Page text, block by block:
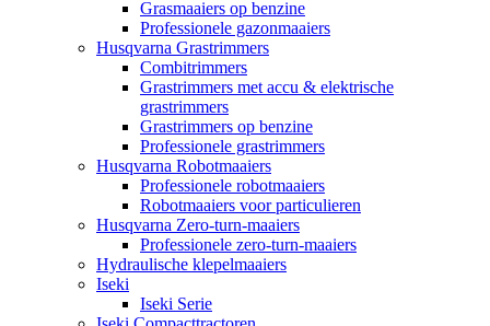
Grasmaaiers op benzine
Professionele gazonmaaiers
Husqvarna Grastrimmers
Combitrimmers
Grastrimmers met accu & elektrische
grastrimmers
Grastrimmers op benzine
Professionele grastrimmers
Husqvarna Robotmaaiers
Professionele robotmaaiers
Robotmaaiers voor particulieren
Husqvarna Zero-turn-maaiers
Professionele zero-turn-maaiers
Hydraulische klepelmaaiers
Iseki
Iseki Serie